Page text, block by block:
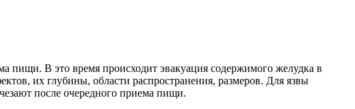
пищи. В это время происходит эвакуация содержимого желудка в
их глубины, области распространения, размеров. Для язвы
после очередного приема пищи.